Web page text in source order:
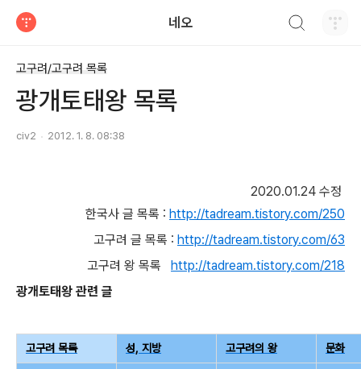
네오
고구려/고구려 목록
광개토태왕 목록
civ2 2012. 1. 8. 08:38
2020.01.24 수정
한국사 글 목록 : http://tadream.tistory.com/250
고구려 글 목록 : http://tadream.tistory.com/63
고구려 왕 목록 http://tadream.tistory.com/218
광개토태왕 관련 글
고구려 목록 성, 지방 고구려의 왕 문화